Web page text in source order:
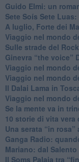
Guido Elmi: un
Sete Soís Sete
​A luglio, Forte dei
Viaggio nel mondo
Sulle strade del
​Ginevra “the voice”
Viaggio nel mondo
​Viaggio nel mondo
Il Dalai Lama in
Viaggio nel mondo
Se la mente va in
​10 storie di vita vera
​Una serata “in
Ganga Radio:
Mariano: dal
​Il Soms Palaia tra